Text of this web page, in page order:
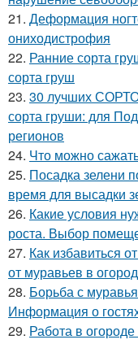
21. Деформация
ониходистрофия
22. Ранние сорта
сорта груш
23. 30 лучших
сорта груши: для
регионов
24. Что можно
25. Посадка зелени
время для высадки
26. Какие условия
роста. Выбор
27. Как избавиться
от муравьев в
28. Борьба с
Информация о
29. Работа в